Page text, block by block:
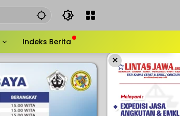
Indeks Berita
×